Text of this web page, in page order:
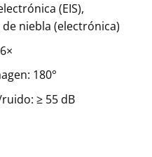
(EIS),
niebla (electrónica)
180°
≥ 55 dB